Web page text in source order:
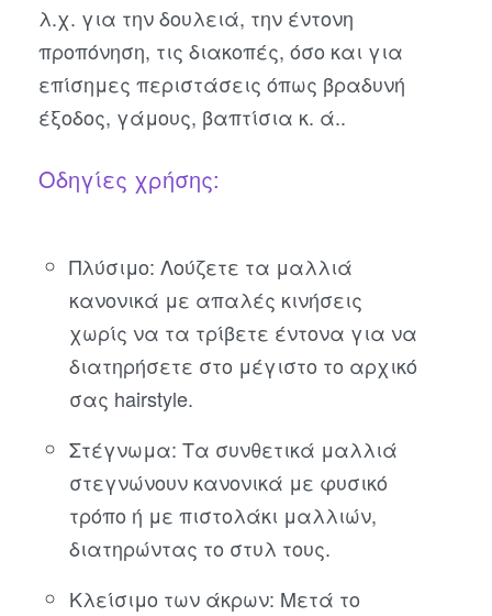
λ.χ. για την δουλειά, την έντονη
προπόνηση, τις διακοπές, όσο και για
επίσημες περιστάσεις όπως βραδυνή
έξοδος, γάμους, βαπτίσια κ. ά..
Οδηγίες χρήσης:
Πλύσιμο: Λούζετε τα μαλλιά
κανονικά με απαλές κινήσεις
χωρίς να τα τρίβετε έντονα για να
διατηρήσετε στο μέγιστο το αρχικό
σας hairstyle.
Στέγνωμα: Τα συνθετικά μαλλιά
στεγνώνουν κανονικά με φυσικό
τρόπο ή με πιστολάκι μαλλιών,
διατηρώντας το στυλ τους.
Κλείσιμο των άκρων: Μετά το